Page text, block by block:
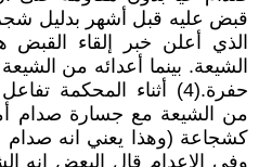
قبض عليه قبل أشهر بدليل
الذي أعلن خبر إلقاء القبض
الشيعة. بينما أعدائه من
حفرة.(4) أثناء المحكمة
من الشيعة مع جسارة صدام
كشجاعة (وهذا يعني انه صدام
وفي الإعدام قال البعض انه